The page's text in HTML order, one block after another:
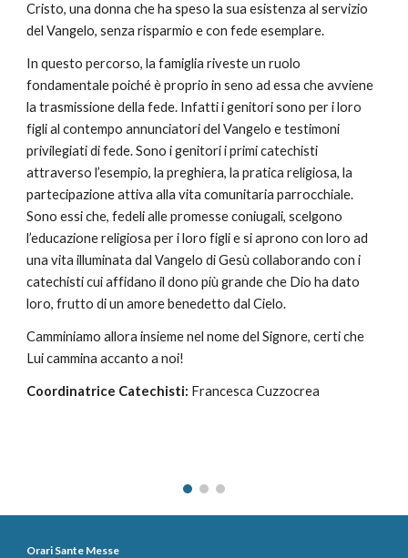
Cristo, una donna che ha speso la sua esistenza al servizio
del Vangelo, senza risparmio e con fede esemplare.
In questo percorso, la famiglia riveste un ruolo
fondamentale poiché è proprio in seno ad essa che avviene
la trasmissione della fede. Infatti i genitori sono per i loro
figli al contempo annunciatori del Vangelo e testimoni
privilegiati di fede. Sono i genitori i primi catechisti
attraverso l’esempio, la preghiera, la pratica religiosa, la
partecipazione attiva alla vita comunitaria parrocchiale.
Sono essi che, fedeli alle promesse coniugali, scelgono
l’educazione religiosa per i loro figli e si aprono con loro ad
una vita illuminata dal Vangelo di Gesù collaborando con i
catechisti cui affidano il dono più grande che Dio ha dato
loro, frutto di un amore benedetto dal Cielo.
Camminiamo allora insieme nel nome del Signore, certi che
Lui cammina accanto a noi!
Coordinatrice Catechisti: Francesca Cuzzocrea
Orari Sante Messe